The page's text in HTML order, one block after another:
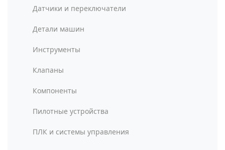
Датчики и переключатели
Детали машин
Инструменты
Клапаны
Компоненты
Пилотные устройства
ПЛК и системы управления